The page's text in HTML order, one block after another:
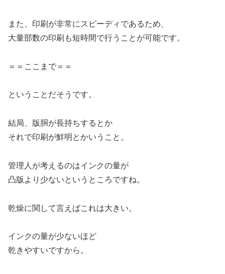
また、印刷が非常にスピーディであるため、
大量部数の印刷も短時間で行うことが可能です。
＝＝ここまで＝＝
ということだそうです。
結局、版胴が長持ちするとか
それで印刷が鮮明とかいうこと。
管理人が考えるのはインクの量が
凸版より少ないというところですね。
乾燥に関して言えばこれは大きい。
インクの量が少ないほど
乾きやすいですから。